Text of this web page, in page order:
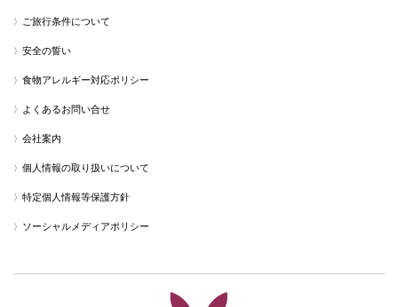
ご旅行条件について
安全の誓い
食物アレルギー対応ポリシー
よくあるお問い合せ
会社案内
個人情報の取り扱いについて
特定個人情報等保護方針
ソーシャルメディアポリシー